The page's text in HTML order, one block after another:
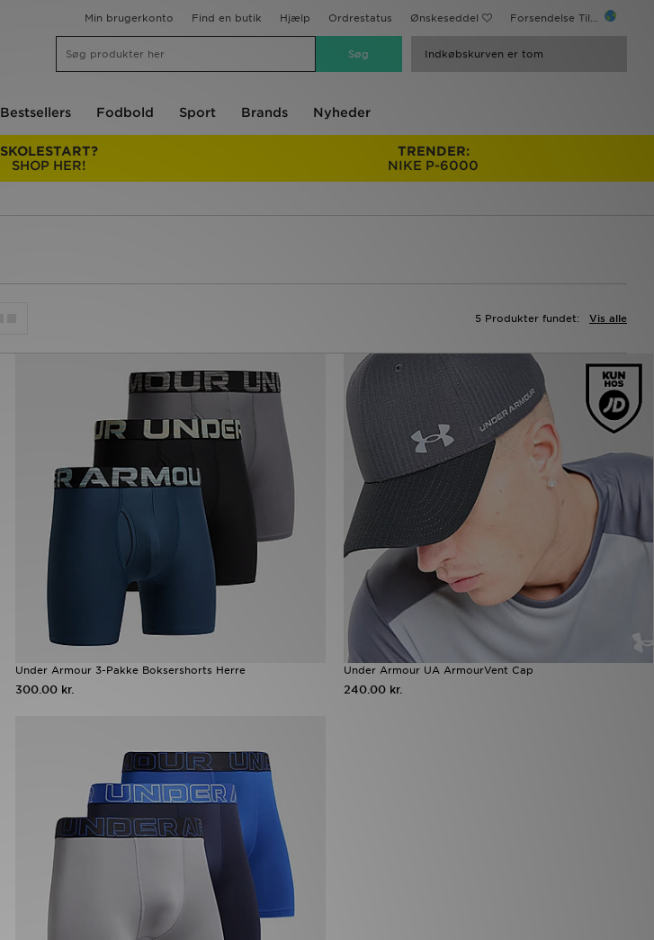
Min brugerkonto Find en butik Hjælp Ordrestatus Ønskeseddel Forsendelse Til...
Indkøbskurven er tom
Bestsellers Fodbold Sport Brands Nyheder
SKOLESTART?
SHOP HER!
TRENDER:
NIKE P-6000
Vis alle
5 Produkter fundet:
Under Armour 3-Pakke Boksershorts Herre
300.00 kr.
Under Armour UA ArmourVent Cap
240.00 kr.